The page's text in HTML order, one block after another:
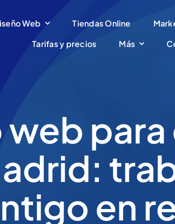
Web Tiendas Online
Tarifas y precios
Más
web
en